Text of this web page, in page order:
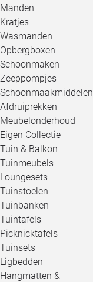
Manden
Kratjes
Wasmanden
Opbergboxen
Schoonmaken
Zeeppompjes
Schoonmaakmiddelen
Afdruiprekken
Meubelonderhoud
Eigen Collectie
Tuin & Balkon
Tuinmeubels
Loungesets
Tuinstoelen
Tuinbanken
Tuintafels
Picknicktafels
Tuinsets
Ligbedden
Hangmatten &